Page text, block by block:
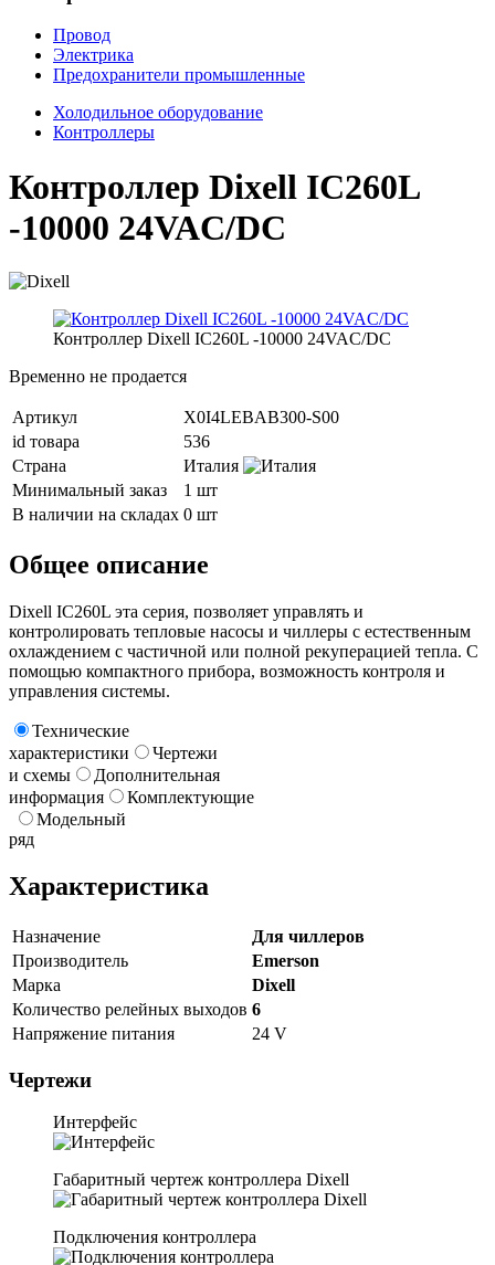
Провод
Электрика
Предохранители промышленные
Холодильное оборудование
Контроллеры
Контроллер Dixell IC260L
-10000 24VAC/DC
Контроллер Dixell IC260L -10000 24VAC/DC
Временно не продается
Артикул
X0I4LEBAB300-S00
id товара
536
Страна
Италия
Минимальный заказ
1 шт
В наличии на складах 0 шт
Общее описание
Dixell IC260L эта серия, позволяет управлять и
контролировать тепловые насосы и чиллеры с естественным
охлаждением с частичной или полной рекуперацией тепла. С
помощью компактного прибора, возможность контроля и
управления системы.
Технические
характеристики
Чертежи
и схемы
Дополнительная
информация
Комплектующие
Модельный
ряд
Характеристика
Назначение
Для чиллеров
Производитель
Emerson
Марка
Dixell
Количество релейных выходов 6
Напряжение питания
24 V
Чертежи
Интерфейс
Габаритный чертеж контроллера Dixell
Подключения контроллера